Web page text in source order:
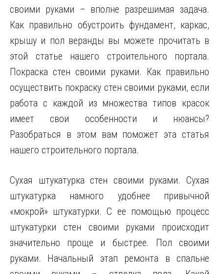
своими руками – вполне разрешимая задача.
Как правильно обустроить фундамент, каркас,
крышу и пол веранды вы можете прочитать в
этой статье нашего строительного портала.
Покраска стен своими руками. Как правильно
осуществить покраску стен своими руками, если
работа с каждой из множества типов красок
имеет свои особенности и нюансы?
Разобраться в этом вам поможет эта статья
нашего строительного портала.
Сухая штукатурка стен своими руками. Сухая
штукатурка намного удобнее привычной
«мокрой» штукатурки. С ее помощью процесс
штукатурки стен своими руками происходит
значительно проще и быстрее. Пол своими
руками. Начальный этап ремонта в спальне